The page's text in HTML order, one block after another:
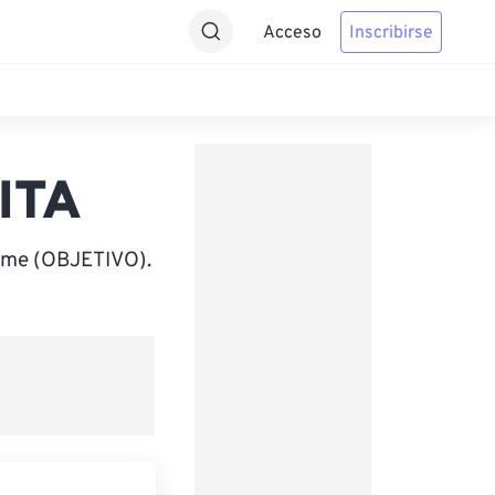
Acceso Inscribirse
(OBJETIVO).